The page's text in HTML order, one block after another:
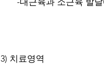
3) 치료영역